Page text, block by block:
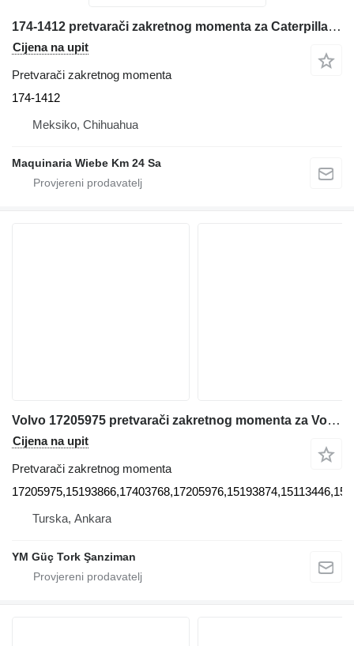
174-1412 pretvarači zakretnog momenta za Caterpillar 980G prednjeg utovarivača
Cijena na upit
Pretvarači zakretnog momenta
174-1412
Meksiko, Chihuahua
Maquinaria Wiebe Km 24 Sa
Volvo 17205975 pretvarači zakretnog momenta za Volvo L150G-L180G-L220G-L250G-L150F-L180F-L220F-L150H-L180H-L220H-L250H ( 17205975,15193866,17403768,17205976,15193874,15113446,15193874,15186325) prednjeg utovarivača
Cijena na upit
Pretvarači zakretnog momenta
Turska, Ankara
YM Güç Tork Şanziman